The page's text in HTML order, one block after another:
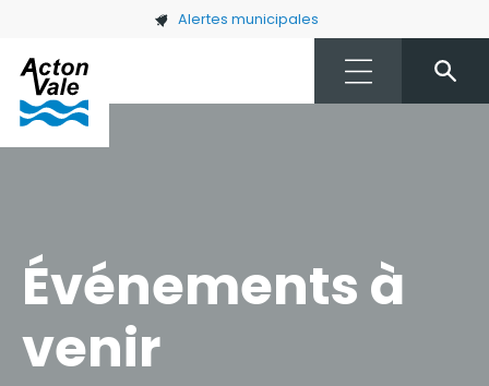
Skip to main content Alertes municipales
Événements à
venir